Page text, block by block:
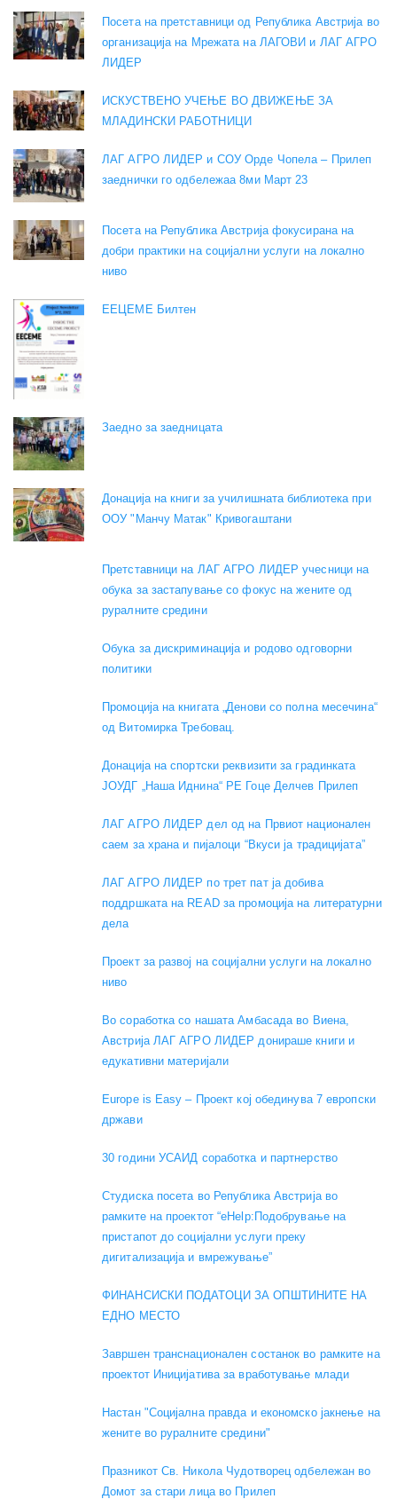
Посета на претставници од Република Австрија во
организација на Мрежата на ЛАГОВИ и ЛАГ АГРО
ЛИДЕР
ИСКУСТВЕНО УЧЕЊЕ ВО ДВИЖЕЊЕ ЗА
МЛАДИНСКИ РАБОТНИЦИ
ЛАГ АГРО ЛИДЕР и СОУ Орде Чопела – Прилеп
заеднички го одбележаа 8ми Март 23
Посета на Република Австрија фокусирана на
добри практики на социјални услуги на локално
ниво
EEЦЕМЕ Билтен
Заедно за заедницата
Донација на книги за училишната библиотека при
ООУ "Манчу Матак" Кривогаштани
Претставници на ЛАГ АГРО ЛИДЕР учесници на
обука за застапување со фокус на жените од
руралните средини
Обука за дискриминација и родово одговорни
политики
Промоција на книгата „Денови со полна месечина“
од Витомирка Требовац.
Донација на спортски реквизити за градинката
ЈОУДГ „Наша Иднина“ РЕ Гоце Делчев Прилеп
ЛАГ АГРО ЛИДЕР дел од на Првиот национален
саем за храна и пијалоци “Вкуси ја традицијата”
ЛАГ АГРО ЛИДЕР по трет пат ја добива
поддршката на READ за промоција на литературни
дела
Проект за развој на социјални услуги на локално
ниво
Во соработка со нашата Амбасада во Виена,
Австрија ЛАГ АГРО ЛИДЕР донираше книги и
едукативни материјали
Europe is Easy – Проект кој обединува 7 европски
држави
30 години УСАИД соработка и партнерство
Студиска посета во Република Австрија во
рамките на проектот “eHelp:Подобрување на
пристапот до социјални услуги преку
дигитализација и вмрежување”
ФИНАНСИСКИ ПОДАТОЦИ ЗА ОПШТИНИТЕ НА
ЕДНО МЕСТО
Завршен транснационален состанок во рамките на
проектот Иницијатива за вработување млади
Настан "Социјална правда и економско јакнење на
жените во руралните средини"
Празникот Св. Никола Чудотворец одбележан во
Домот за стари лица во Прилеп